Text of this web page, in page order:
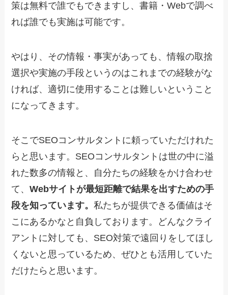
策は無料で誰でもできますし、書籍・Webで調べ
れば誰でも実施は可能です。
やはり、その情報・事実があっても、情報の取捨
選択や実施の手段というのはこれまでの経験がな
ければ、適切に使用することは難しいということ
になってきます。
そこでSEOコンサルタントに頼っていただけれた
らと思います。SEOコンサルタントは世の中に溢
れた数多の情報と、自分たちの経験をかけ合わせ
て、Webサイトが最短距離で結果を出すための手
段を知っています。私たちが提供できる価値はそ
こにあるかなと自負しております。どんなクライ
アントに対しても、SEO対策で遠回りをしてほし
くないと思っているため、ぜひとも活用していた
だけたらと思います。